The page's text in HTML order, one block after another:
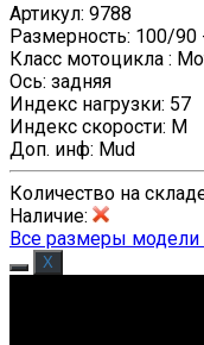
Артикул: 9788
Размерность: 100/90
Класс мотоцикла :
Ось: задняя
Индекс нагрузки: 57
Индекс скорости: M
Доп. инф: Mud
Количество на
Наличие:
Все размеры модели